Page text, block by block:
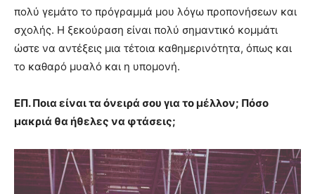
πολύ γεμάτο το πρόγραμμά μου λόγω προπονήσεων και
σχολής. Η ξεκούραση είναι πολύ σημαντικό κομμάτι
ώστε να αντέξεις μια τέτοια καθημερινότητα, όπως και
το καθαρό μυαλό και η υπομονή.
ΕΠ. Ποια είναι τα όνειρά σου για το μέλλον; Πόσο
μακριά θα ήθελες να φτάσεις;